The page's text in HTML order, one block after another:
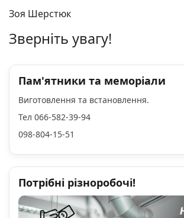
Зоя Шерстюк
Зверніть увагу!
Пам'ятники та меморіали
Виготовлення та встановлення.
Тел 066-582-39-94
098-804-15-51
Потрібні різноробочі!